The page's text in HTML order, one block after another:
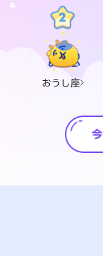
おうし座